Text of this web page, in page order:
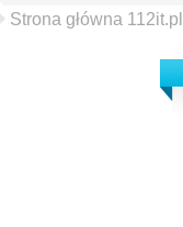
Strona główna 112it.pl